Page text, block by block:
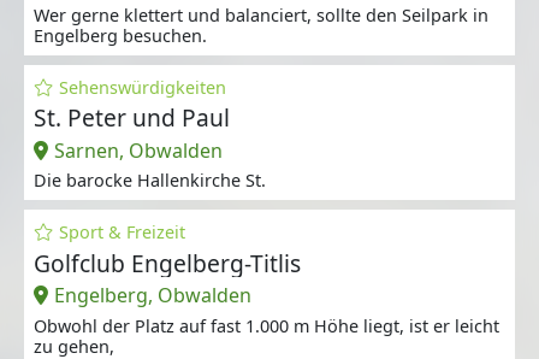
Wer gerne klettert und balanciert, sollte den Seilpark in
Engelberg besuchen.
Sehenswürdigkeiten
St. Peter und Paul
Sarnen, Obwalden
Die barocke Hallenkirche St.
Sport & Freizeit
Golfclub Engelberg-Titlis
Engelberg, Obwalden
Obwohl der Platz auf fast 1.000 m Höhe liegt, ist er leicht
zu gehen,